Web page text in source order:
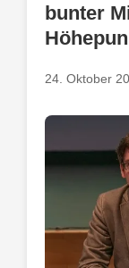
bunter
24. Oktober